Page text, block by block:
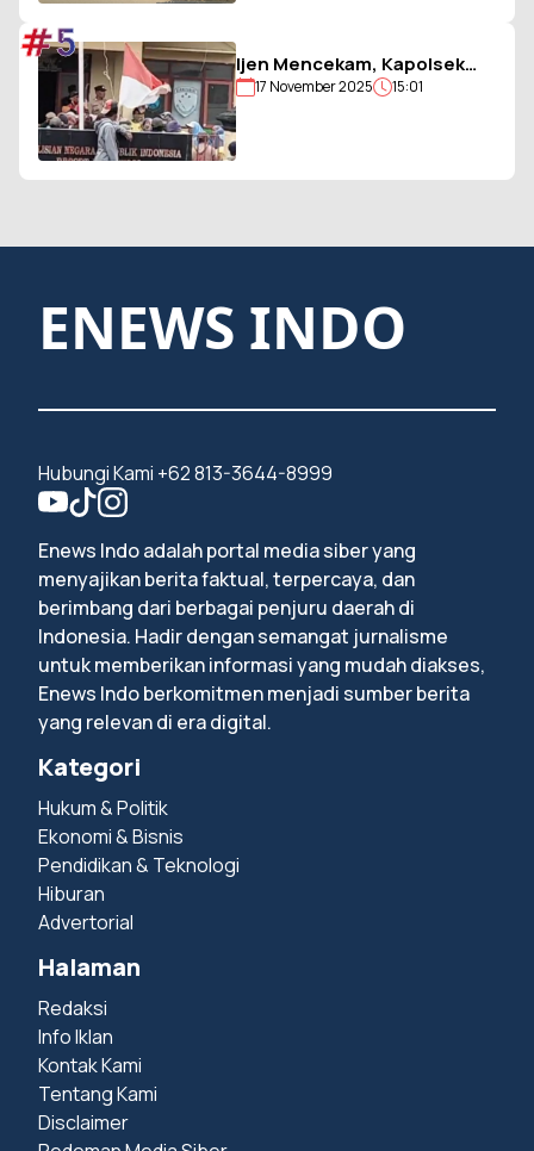
Ijen Mencekam, Kapolsek
Sempol Disandera, Bendera
17 November 2025 15:01
#5
ENEWS INDO
Hubungi Kami +62 813-3644-8999
Enews Indo adalah portal media siber yang
menyajikan berita faktual, terpercaya, dan
berimbang dari berbagai penjuru daerah di
Indonesia. Hadir dengan semangat jurnalisme
untuk memberikan informasi yang mudah diakses,
Enews Indo berkomitmen menjadi sumber berita
yang relevan di era digital.
Kategori
Hukum & Politik
Ekonomi & Bisnis
Pendidikan & Teknologi
Hiburan
Advertorial
Halaman
Redaksi
Info Iklan
Kontak Kami
Tentang Kami
Disclaimer